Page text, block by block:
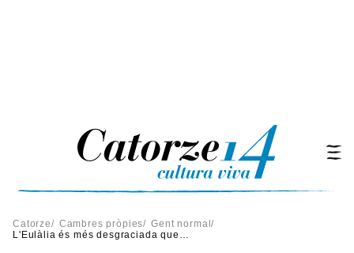
Catorze/ Cambres pròpies/ Gent normal/
L'Eulàlia és més desgraciada que tu